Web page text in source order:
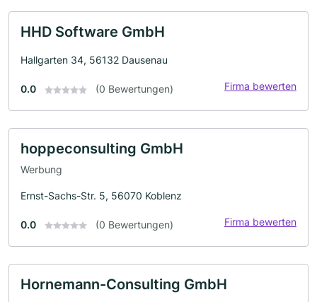
HHD Software GmbH
Hallgarten 34, 56132 Dausenau
0.0 (0 Bewertungen) Firma bewerten
hoppeconsulting GmbH
Werbung
Ernst-Sachs-Str. 5, 56070 Koblenz
0.0 (0 Bewertungen) Firma bewerten
Hornemann-Consulting GmbH